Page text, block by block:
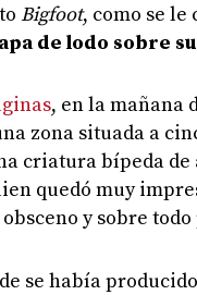
Bigfoot, como se le
de lodo sobre
, en la mañana
zona situada a
criatura bípeda
quedó muy
y sobre
se había